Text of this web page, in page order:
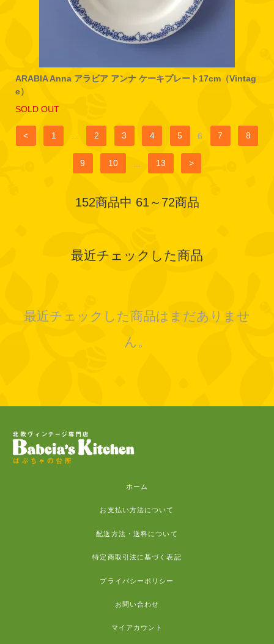
ARABIA Anna アラビア アンナ ケーキプレート17cm（Vintag
e）
SOLD OUT
< 1 2 3 4 5 6 7 8
9 10 13 >
152商品中 61～72商品
最近チェックした商品
最近チェックした商品はまだありませ
ん。
ホーム
お支払い方法について
配送方法・送料について
特定商取引法に基づく表記
プライバシーポリシー
お問い合わせ
マイアカウント